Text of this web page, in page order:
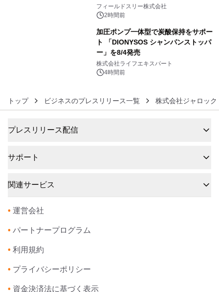
約1300万画素、用途別に選べるコンデ
ジ新登場
フィールドスリー株式会社
2時間前
加圧ポンプ一体型で炭酸保持をサポー
ト 「DIONYSOS シャンパンストッパ
ー」を8/4発売
株式会社ライフエキスパート
4時間前
トップ ビジネスのプレスリリース一覧 株式会社ジャロック
プレスリリース配信
サポート
関連サービス
• 運営会社
• パートナープログラム
• 利用規約
• プライバシーポリシー
• 資金決済法に基づく表示